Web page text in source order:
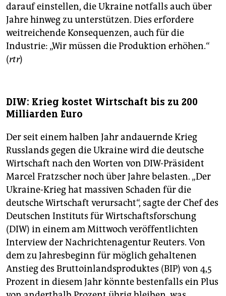
darauf einstellen, die Ukraine notfalls auch über
Jahre hinweg zu unterstützen. Dies erfordere
weitreichende Konsequenzen, auch für die
Industrie: „Wir müssen die Produktion erhöhen.“
(rtr)
DIW: Krieg kostet Wirtschaft bis zu 200
Milliarden Euro
Der seit einem halben Jahr andauernde Krieg
Russlands gegen die Ukraine wird die deutsche
Wirtschaft nach den Worten von DIW-Präsident
Marcel Fratzscher noch über Jahre belasten. „Der
Ukraine-Krieg hat massiven Schaden für die
deutsche Wirtschaft verursacht“, sagte der Chef des
Deutschen Instituts für Wirtschaftsforschung
(DIW) in einem am Mittwoch veröffentlichten
Interview der Nachrichtenagentur Reuters. Von
dem zu Jahresbeginn für möglich gehaltenen
Anstieg des Bruttoinlandsproduktes (BIP) von 4,5
Prozent in diesem Jahr könnte bestenfalls ein Plus